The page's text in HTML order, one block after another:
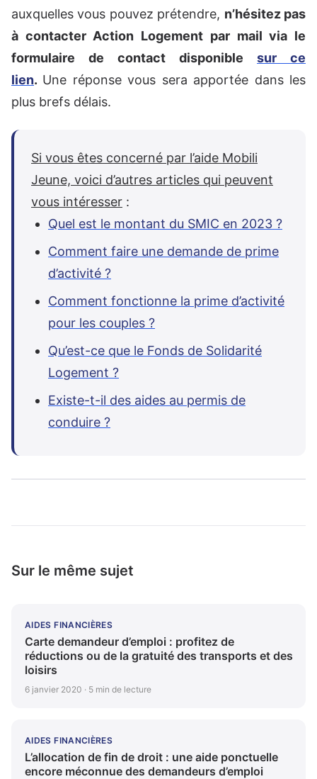
auxquelles vous pouvez prétendre, n’hésitez pas
à contacter Action Logement par mail via le
formulaire de contact disponible sur ce
lien. Une réponse vous sera apportée dans les
plus brefs délais.
Si vous êtes concerné par l’aide Mobili
Jeune, voici d’autres articles qui peuvent
vous intéresser :
Quel est le montant du SMIC en 2023 ?
Comment faire une demande de prime
d’activité ?
Comment fonctionne la prime d’activité
pour les couples ?
Qu’est-ce que le Fonds de Solidarité
Logement ?
Existe-t-il des aides au permis de
conduire ?
Sur le même sujet
AIDES FINANCIÈRES
Carte demandeur d’emploi : profitez de
réductions ou de la gratuité des transports et des
loisirs
6 janvier 2020 · 5 min de lecture
AIDES FINANCIÈRES
L’allocation de fin de droit : une aide ponctuelle
encore méconnue des demandeurs d’emploi